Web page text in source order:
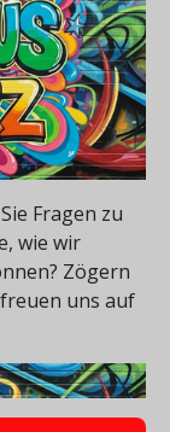
Fragen zu
wie wir
Zögern
uns auf